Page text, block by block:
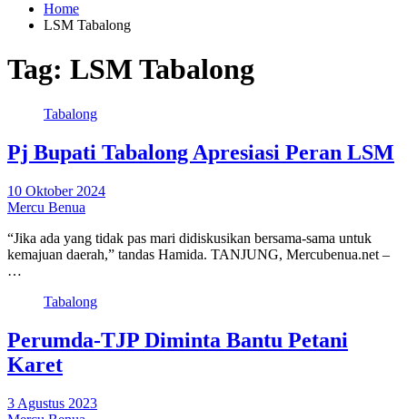
Home
LSM Tabalong
Tag: LSM Tabalong
Tabalong
Pj Bupati Tabalong Apresiasi Peran LSM
10 Oktober 2024
Mercu Benua
“Jika ada yang tidak pas mari didiskusikan bersama-sama untuk
kemajuan daerah,” tandas Hamida. TANJUNG, Mercubenua.net –
…
Tabalong
Perumda-TJP Diminta Bantu Petani
Karet
3 Agustus 2023